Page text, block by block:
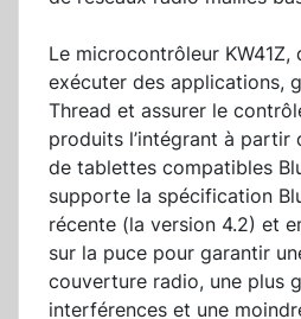
Le microcontrôleur KW41Z,
exécuter des applications,
Thread et assurer le
produits l’intégrant à partir
de tablettes compatibles
supporte la spécification
récente (la version 4.2) et
sur la puce pour garantir
couverture radio, une plus
interférences et une